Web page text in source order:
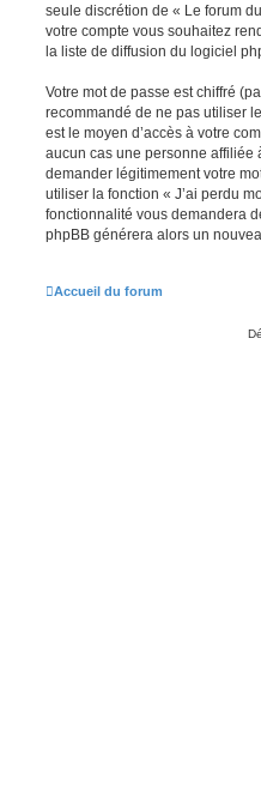
seule discrétion de « Le forum
votre compte vous souhaitez
la liste de diffusion du logiciel
Votre mot de passe est chiffré
recommandé de ne pas utiliser
est le moyen d’accès à votre
aucun cas une personne affiliée
demander légitimement votre
utiliser la fonction « J’ai perdu
fonctionnalité vous demandera
phpBB générera alors un
Accueil du forum